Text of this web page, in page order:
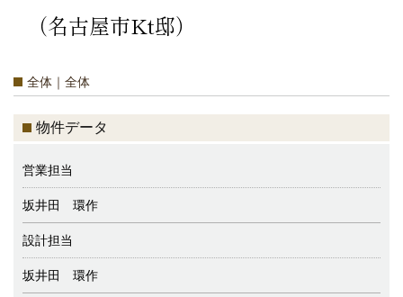
（名古屋市Kt邸）
全体｜全体
物件データ
営業担当
坂井田 環作
設計担当
坂井田 環作